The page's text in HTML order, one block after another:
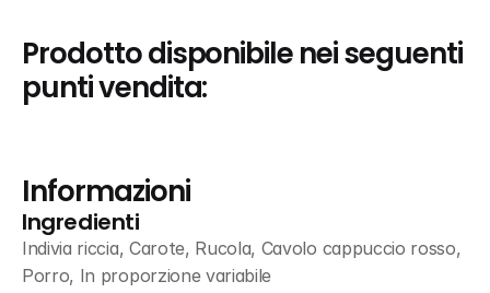
Prodotto disponibile nei seguenti
punti vendita:
Informazioni
Ingredienti
Indivia riccia, Carote, Rucola, Cavolo cappuccio rosso,
Porro, In proporzione variabile